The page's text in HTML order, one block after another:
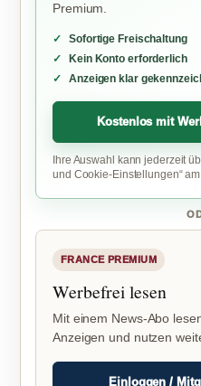
Premium.
Sofortige Freischaltung
Kein Konto erforderlich
Anzeigen klar
Kostenlos mit
Ihre Auswahl kann jederzeit
und Cookie-Einstellungen“
FRANCE PREMIUM
Werbefrei lesen
Mit einem News-Abo
Anzeigen und nutzen
Einloggen /